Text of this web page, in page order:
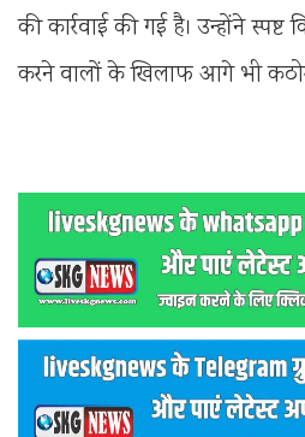
की कार्रवाई की गई है। उन्होंने
करने वालों के खिलाफ आगे भी कठोर